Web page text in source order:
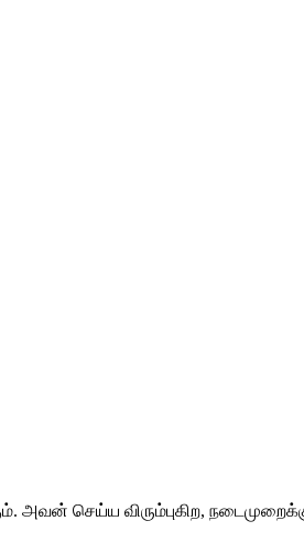
அவன் செய்ய விரும்புகிற,